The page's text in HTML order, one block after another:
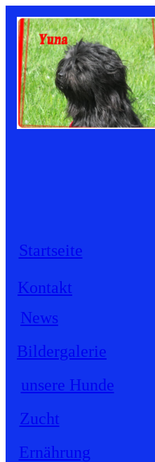
Startseite
Kontakt
News
Bildergalerie
unsere Hunde
Zucht
Ernährung